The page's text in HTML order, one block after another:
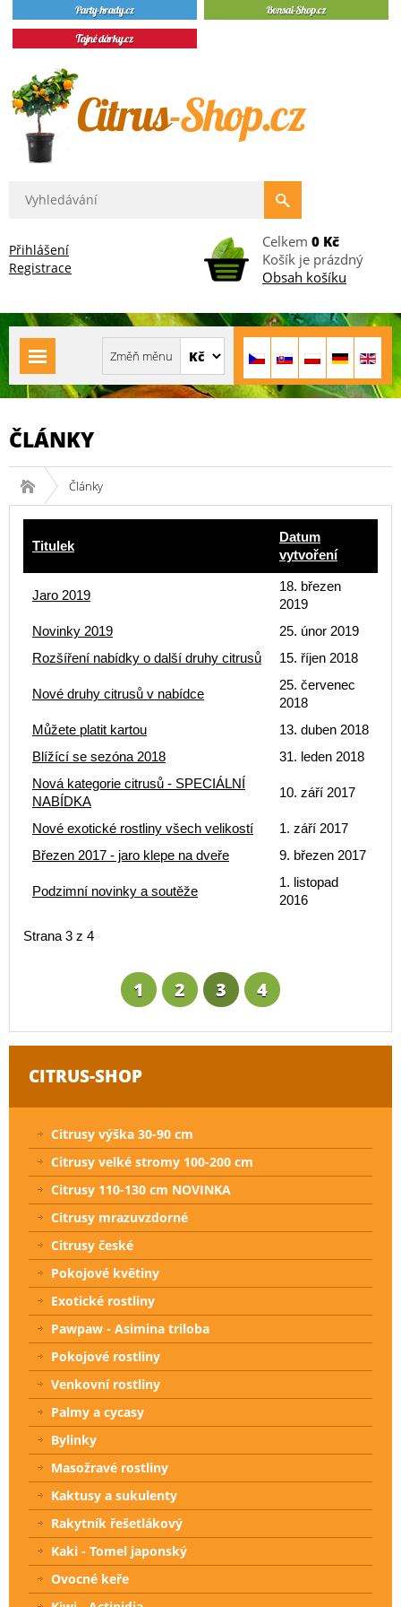
Přihlášení
Registrace
Celkem 0 Kč
Košík je prázdný
Obsah košíku
ČLÁNKY
Články
Titulek
Datum
vytvoření
Jaro 2019
18. březen
2019
Novinky 2019
25. únor 2019
Rozšíření nabídky o další druhy citrusů
15. říjen 2018
Nové druhy citrusů v nabídce
25. červenec
2018
Můžete platit kartou
13. duben 2018
Blížící se sezóna 2018
31. leden 2018
Nová kategorie citrusů - SPECIÁLNÍ
NABÍDKA
10. září 2017
Nové exotické rostliny všech velikostí
1. září 2017
Březen 2017 - jaro klepe na dveře
9. březen 2017
Podzimní novinky a soutěže
1. listopad
2016
Strana 3 z 4
1 2 3 4
CITRUS-SHOP
Citrusy výška 30-90 cm
Citrusy velké stromy 100-200 cm
Citrusy 110-130 cm NOVINKA
Citrusy mrazuvzdorné
Citrusy české
Pokojové květiny
Exotické rostliny
Pawpaw - Asimina triloba
Pokojové rostliny
Venkovní rostliny
Palmy a cycasy
Bylinky
Masožravé rostliny
Kaktusy a sukulenty
Rakytník řešetlákový
Kaki - Tomel japonský
Ovocné keře